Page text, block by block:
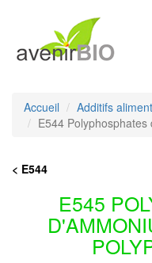
Accueil
Additifs
E544 Polyphosphates
< E544
E545